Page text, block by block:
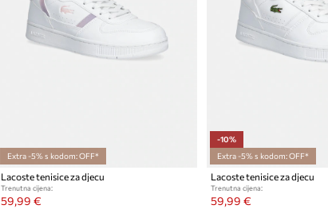
Extra -5% s kodom: OFF*
Lacoste tenisice za djecu
Trenutna cijena:
59,99 €
-10%
Extra -5% s kodom: OFF*
Lacoste tenisice za djecu
Trenutna cijena:
59,99 €